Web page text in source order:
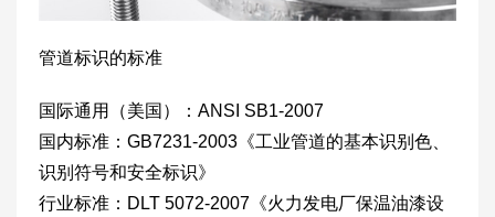
管道标识的标准
国际通用（美国）：ANSI SB1-2007
国内标准：GB7231-2003《工业管道的基本识别色、
识别符号和安全标识》
行业标准：DLT 5072-2007《火力发电厂保温油漆设